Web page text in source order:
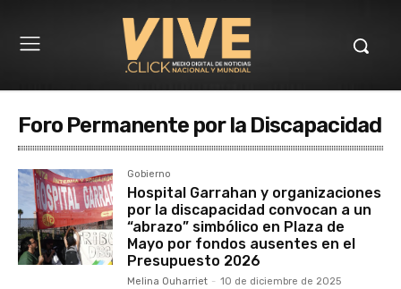
Foro Permanente por la Discapacidad
Gobierno
Hospital Garrahan y organizaciones
por la discapacidad convocan a un
“abrazo” simbólico en Plaza de
Mayo por fondos ausentes en el
Presupuesto 2026
Melina Ouharriet - 10 de diciembre de 2025